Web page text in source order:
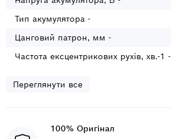
Тип акумулятора -
Цанговий патрон, мм -
Частота ексцентрикових рухів, хв.-1 -
Переглянути все
100% Оригінал